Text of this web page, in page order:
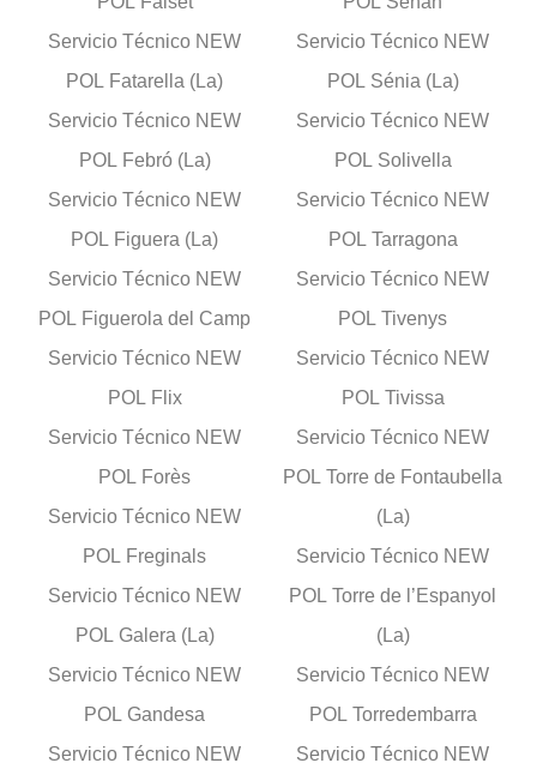
Servicio Técnico NEW
POL Fatarella (La)
Servicio Técnico NEW
POL Febró (La)
Servicio Técnico NEW
POL Figuera (La)
Servicio Técnico NEW
POL Figuerola del Camp
Servicio Técnico NEW
POL Flix
Servicio Técnico NEW
POL Forès
Servicio Técnico NEW
POL Freginals
Servicio Técnico NEW
POL Galera (La)
Servicio Técnico NEW
POL Gandesa
Servicio Técnico NEW
Servicio Técnico NEW
POL Sénia (La)
Servicio Técnico NEW
POL Solivella
Servicio Técnico NEW
POL Tarragona
Servicio Técnico NEW
POL Tivenys
Servicio Técnico NEW
POL Tivissa
Servicio Técnico NEW
POL Torre de Fontaubella
(La)
Servicio Técnico NEW
POL Torre de l’Espanyol
(La)
Servicio Técnico NEW
POL Torredembarra
Servicio Técnico NEW